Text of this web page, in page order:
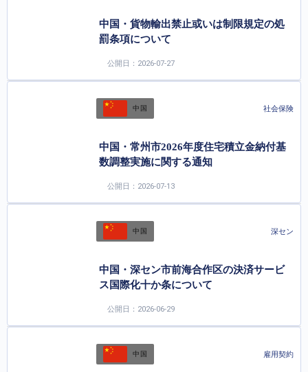
中国・貨物輸出禁止或いは制限規定の処
罰条項について
公開日：2026-07-27
中国 社会保険
中国・常州市2026年度住宅積立金納付基
数調整実施に関する通知
公開日：2026-07-13
中国 深セン
中国・深セン市前海合作区の決済サービ
ス国際化十か条について
公開日：2026-06-29
中国 雇用契約